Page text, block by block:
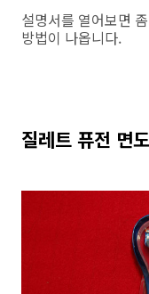
설명서를 열어보면
방법이 나옵니다.
질레트 퓨전 면